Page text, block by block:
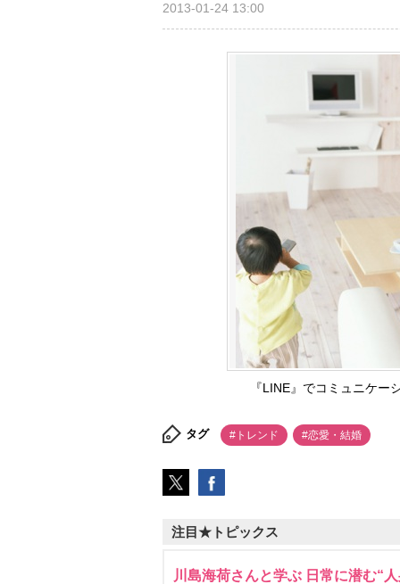
2013-01-24 13:00
『LINE』でコミュニケ
タグ #トレンド #恋愛・結婚
注目★トピックス
川島海荷さんと学ぶ 日常に潜む“